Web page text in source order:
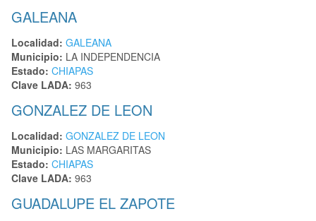
GALEANA
Localidad: GALEANA
Municipio: LA INDEPENDENCIA
Estado: CHIAPAS
Clave LADA: 963
GONZALEZ DE LEON
Localidad: GONZALEZ DE LEON
Municipio: LAS MARGARITAS
Estado: CHIAPAS
Clave LADA: 963
GUADALUPE EL ZAPOTE